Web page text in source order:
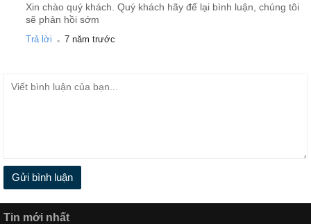
Xin chào quý khách. Quý khách hãy để lại bình luận, chúng tôi
sẽ phản hồi sớm
Trả lời . 7 năm trước
Gửi bình luận
Tin mới nhất